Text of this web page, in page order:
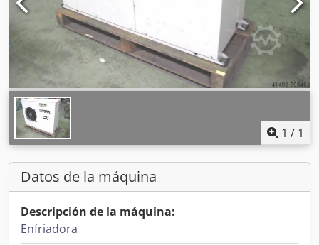
1 / 1
Datos de la máquina
Descripción de la máquina:
Enfriadora